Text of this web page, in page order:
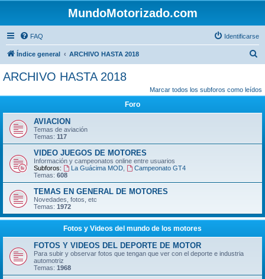
MundoMotorizado.com
FAQ Identificarse
Índice general ARCHIVO HASTA 2018
c
ARCHIVO HASTA 2018
Marcar todos los subforos como leídos
Foro
AVIACION
Temas de aviación
Temas: 117
VIDEO JUEGOS DE MOTORES
Información y campeonatos online entre usuarios
Subforos:
La Guácima MOD,
Campeonato GT4
Temas: 608
TEMAS EN GENERAL DE MOTORES
Novedades, fotos, etc
Temas: 1972
Fotos y Videos del mundo de los motores
FOTOS Y VIDEOS DEL DEPORTE DE MOTOR
Para subir y observar fotos que tengan que ver con el deporte e industria
automotriz
Temas: 1968